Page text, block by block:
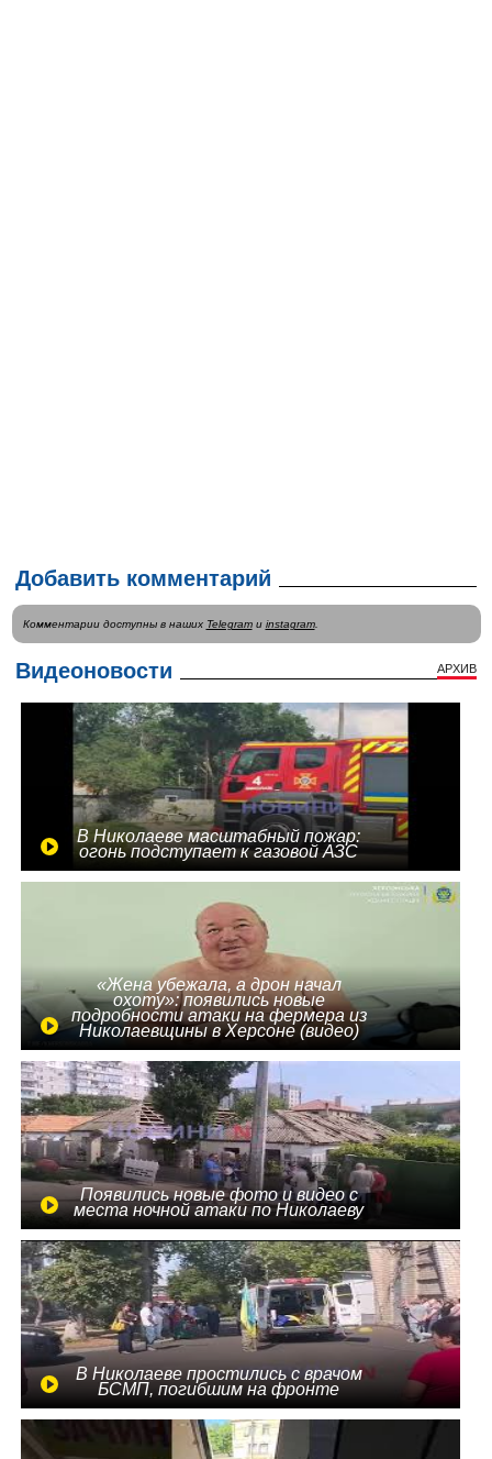
Добавить комментарий
Комментарии доступны в наших Telegramи instagram.
Видеоновости АРХИВ
В Николаеве масштабный пожар:
огонь подступает к газовой АЗС
«Жена убежала, а дрон начал
охоту»: появились новые
подробности атаки на фермера из
Николаевщины в Херсоне (видео)
Появились новые фото и видео с
места ночной атаки по Николаеву
В Николаеве простились с врачом
БСМП, погибшим на фронте